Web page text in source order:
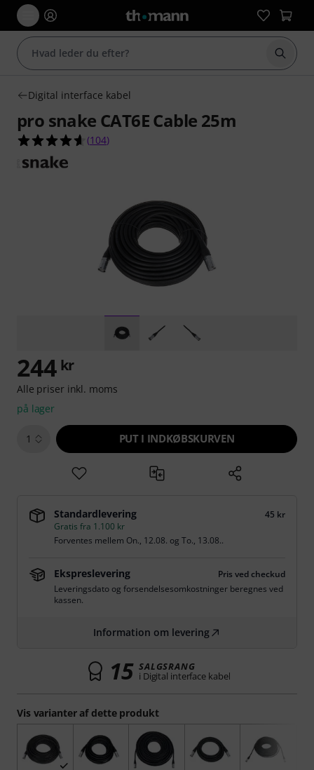
Start
Digital interface kabel
pro snake CAT6E Cable 25m
4.6 ud af 5 stjerner fra 104 kundebedømmelser
(104)
Vis varianter af dette produkt
244 kr
Alle priser inkl. moms
på lager
1 PUT I INDKØBSKURVEN
Standardlevering
45 kr
Gratis fra 1.100 kr
Forventes mellem On., 12.08. og To., 13.08..
Ekspreslevering
Pris ved checkud
Leveringsdato og forsendelsesomkostninger beregnes ved
kassen.
Information om levering
15 SALGSRANG
i Digital interface kabel